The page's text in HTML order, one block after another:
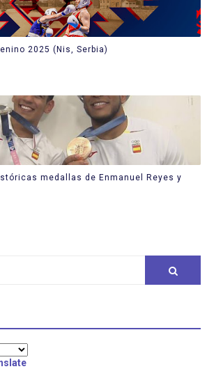
2025 (Nis, Serbia)
medallas de Enmanuel Reyes y